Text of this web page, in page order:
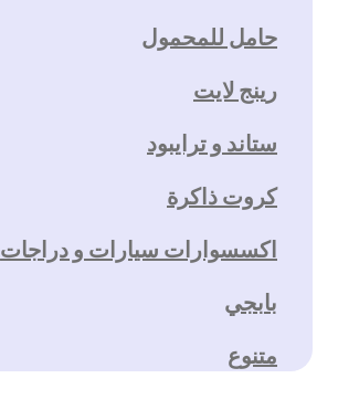
حامل للمحمول
رينج لايت
ستاند و ترايبود
كروت ذاكرة
اكسسوارات سيارات و دراجات
بابجي
متنوع